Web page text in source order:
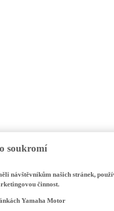
soukromí
návštěvníkům našich stránek,
činnost.
Yamaha Motor